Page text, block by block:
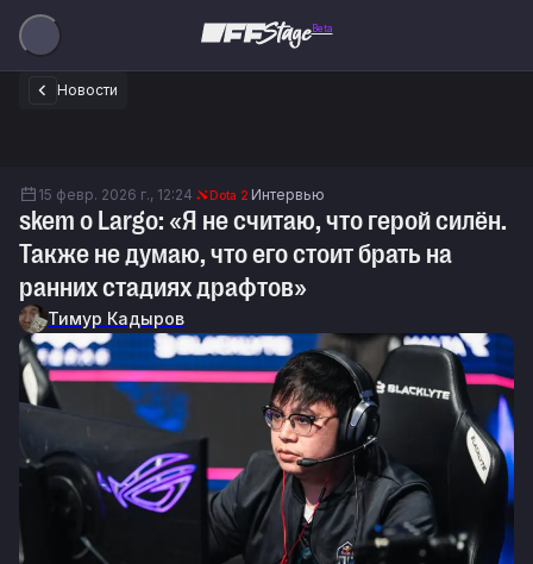
Beta
Новости
15 февр. 2026 г., 12:24 Dota 2 Интервью
skem о Largo: «Я не считаю, что герой силён.
Также не думаю, что его стоит брать на
ранних стадиях драфтов»
Тимур Кадыров